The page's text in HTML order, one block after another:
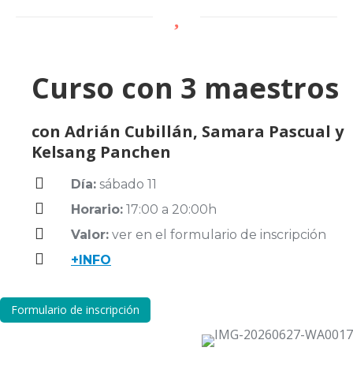
Curso con 3 maestros
con Adrián Cubillán, Samara Pascual y
Kelsang Panchen
Día: sábado 11
Horario: 17:00 a 20:00h
Valor: ver en el formulario de inscripción
+INFO
Formulario de inscripción